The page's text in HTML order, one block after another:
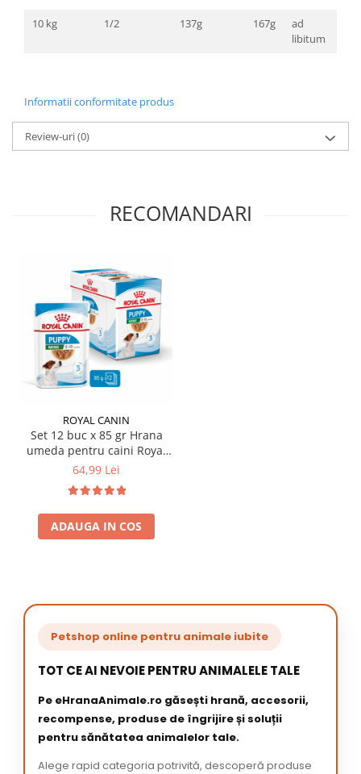
10 kg
1/2 137g 167g
ad
libitum
Informatii conformitate produs
Review-uri(0)
RECOMANDARI
ROYAL CANIN
Set 12 buc x 85 gr Hrana
umeda pentru caini Royal
Canin Mini Puppy
64,99 Lei
ADAUGA IN COS
Petshop online pentru animale iubite
TOT CE AI NEVOIE PENTRU ANIMALELE TALE
Pe eHranaAnimale.ro găsești hrană, accesorii,
recompense, produse de îngrijire și soluții
pentru sănătatea animalelor tale.
Alege rapid categoria potrivită, descoperă produse